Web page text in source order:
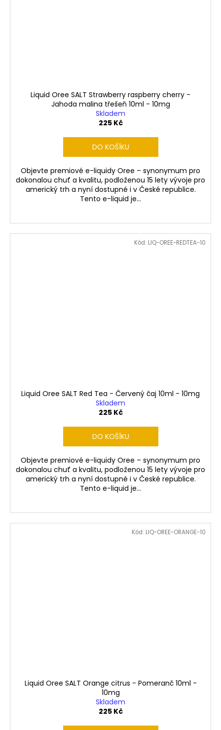
Liquid Oree SALT Strawberry raspberry cherry -
Jahoda malina třešeň 10ml - 10mg
Skladem
225 Kč
DO KOŠÍKU
Objevte premiové e-liquidy Oree – synonymum pro
dokonalou chuť a kvalitu, podloženou 15 lety vývoje pro
americký trh a nyní dostupné i v České republice.
Tento e-liquid je...
Liquid Oree SALT Red Tea - Červený čaj 10ml - 10mg
Skladem
225 Kč
DO KOŠÍKU
Objevte premiové e-liquidy Oree – synonymum pro
dokonalou chuť a kvalitu, podloženou 15 lety vývoje pro
americký trh a nyní dostupné i v České republice.
Tento e-liquid je...
Kód: LIQ-OREE-REDTEA-10
Liquid Oree SALT Orange citrus - Pomeranč 10ml -
10mg
Skladem
225 Kč
Kód: LIQ-OREE-ORANGE-10